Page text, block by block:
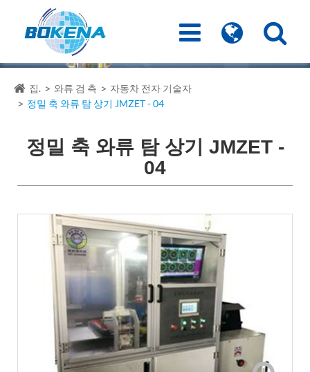
집. 와류 검 측
자동차 전자 기술자
정밀 축 와류 탐 상기 JMZET - 04
정밀 축 와류 탐 상기 JMZET -
04